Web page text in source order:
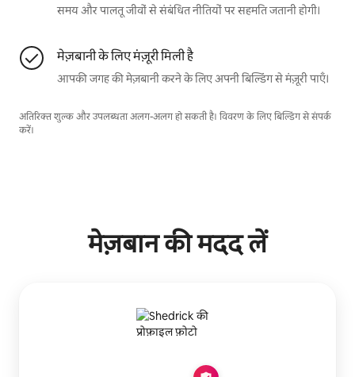
समय और पालतू जीवों से संबंधित नीतियों पर सहमति जतानी होगी।
मेज़बानी के लिए मंज़ूरी मिली है
आपकी जगह की मेज़बानी करने के लिए अपनी बिल्डिंग से मंज़ूरी पाएँ।
अतिरिक्त शुल्क और उपलब्धता अलग-अलग हो सकती है। विवरण के लिए बिल्डिंग से संपर्क
करें।
मेज़बान की मदद लें